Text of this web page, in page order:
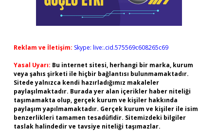
Reklam ve İletişim: Skype: live:.cid.575569c608265c69
Yasal Uyarı: Bu internet sitesi, herhangi bir marka, kurum
veya şahıs şirketi ile hiçbir bağlantısı bulunmamaktadır.
Sitede yalnızca kendi hazırladığımız makaleler
paylaşılmaktadır. Burada yer alan içerikler haber niteliği
taşımamakta olup, gerçek kurum ve kişiler hakkında
paylaşım yapılmamaktadır. Gerçek kurum ve kişiler ile isim
benzerlikleri tamamen tesadüfidir. Sitemizdeki bilgiler
taslak halindedir ve tavsiye niteliği taşımazlar.